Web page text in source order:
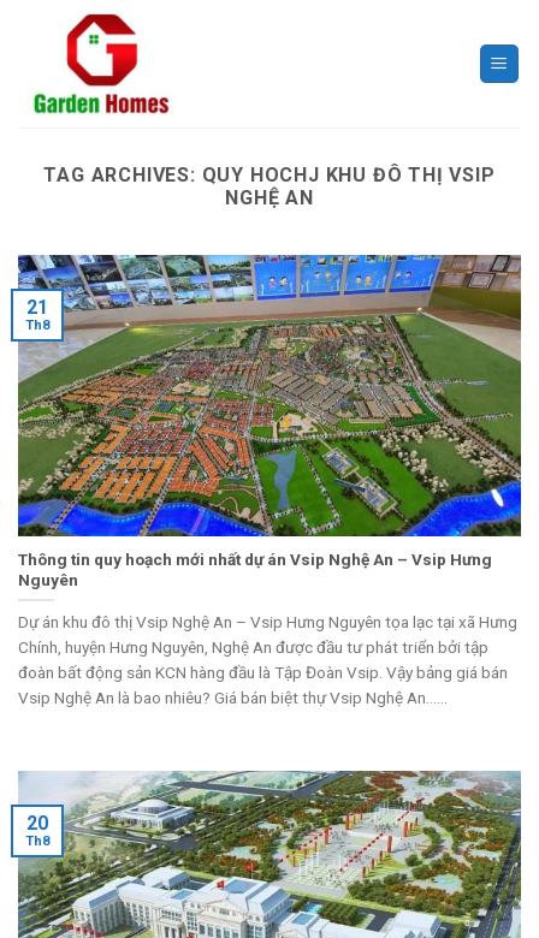
TAG ARCHIVES: QUY HOCHJ KHU ĐÔ THỊ VSIP
NGHỆ AN
Thông tin quy hoạch mới nhất dự án Vsip Nghệ An – Vsip Hưng
Nguyên
Dự án khu đô thị Vsip Nghệ An – Vsip Hưng Nguyên tọa lạc tại xã Hưng
Chính, huyện Hưng Nguyên, Nghệ An được đầu tư phát triển bởi tập
đoàn bất động sản KCN hàng đầu là Tập Đoàn Vsip. Vậy bảng giá bán
Vsip Nghệ An là bao nhiêu? Giá bán biệt thự Vsip Nghệ An......
21
Th8
20
Th8